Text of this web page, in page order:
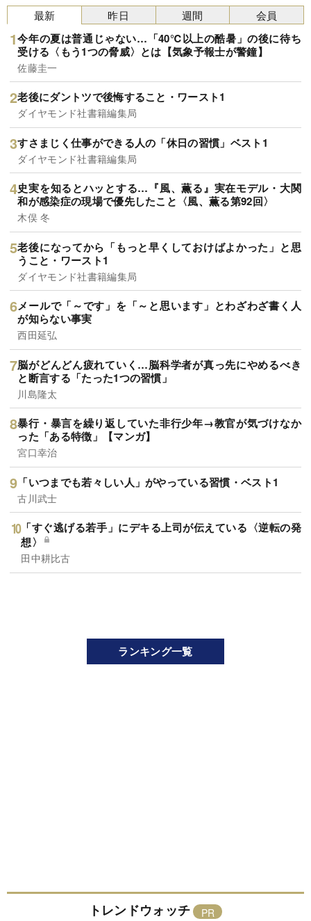
最新
今年の夏は普通じゃない…「40℃以上の酷暑」の後に待ち
受ける〈もう1つの脅威〉とは【気象予報士が警鐘】
佐藤圭一
老後にダントツで後悔すること・ワースト1
ダイヤモンド社書籍編集局
すさまじく仕事ができる人の「休日の習慣」ベスト1
ダイヤモンド社書籍編集局
史実を知るとハッとする…『風、薫る』実在モデル・大関
和が感染症の現場で優先したこと〈風、薫る第92回〉
木俣 冬
老後になってから「もっと早くしておけばよかった」と思
うこと・ワースト1
ダイヤモンド社書籍編集局
メールで「～です」を「～と思います」とわざわざ書く人
が知らない事実
西田延弘
脳がどんどん疲れていく…脳科学者が真っ先にやめるべき
と断言する「たった1つの習慣」
川島隆太
暴行・暴言を繰り返していた非行少年→教官が気づけなか
った「ある特徴」【マンガ】
宮口幸治
「いつまでも若々しい人」がやっている習慣・ベスト1
古川武士
「すぐ逃げる若手」にデキる上司が伝えている〈逆転の発
想〉
田中耕比古
昨日 週間 会員
ランキング一覧
トレンドウォッチ